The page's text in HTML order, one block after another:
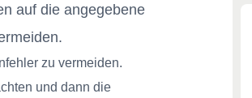
auf die angegebene
zu vermeiden.
und dann die